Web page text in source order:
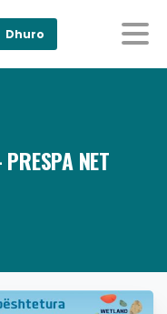
Dhuro
NET